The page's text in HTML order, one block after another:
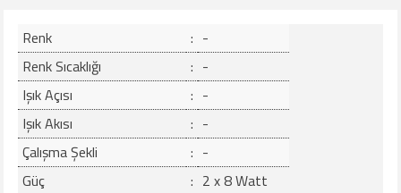
Renk : -
Renk Sıcaklığı
: -
Işık Açısı
: -
Işık Akısı
: -
Çalışma Şekli
: -
Güç
: 2 x 8 Watt